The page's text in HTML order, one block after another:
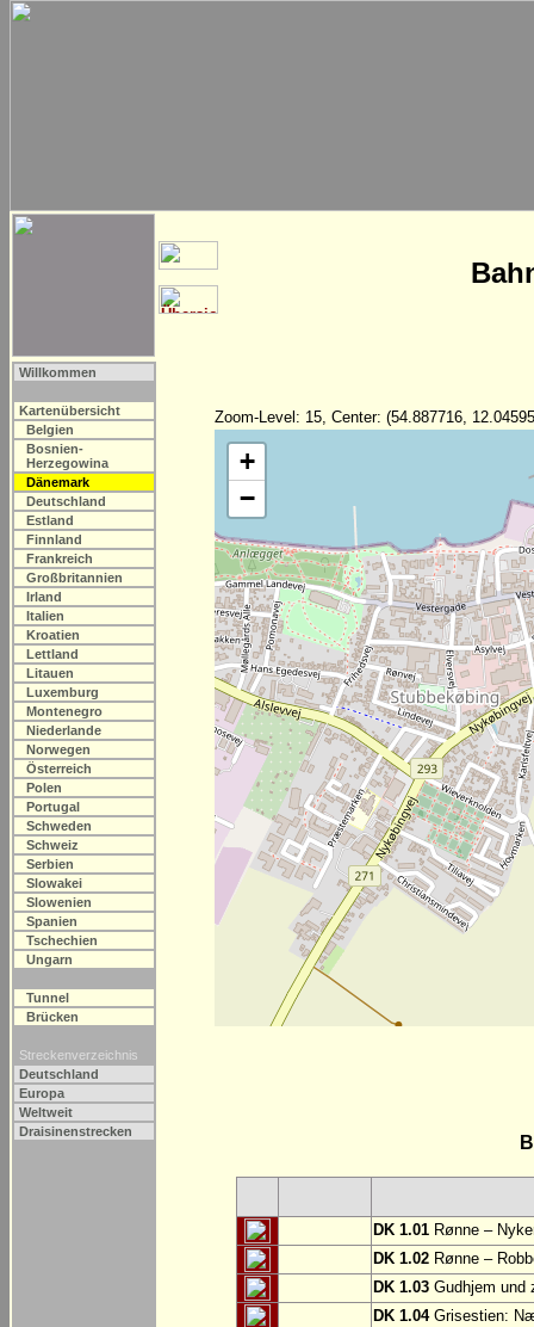
Willkommen
Kartenübersicht
Belgien
Bosnien-
Herzegowina
Dänemark
Deutschland
Estland
Finnland
Frankreich
Großbritannien
Irland
Italien
Kroatien
Lettland
Litauen
Luxemburg
Montenegro
Niederlande
Norwegen
Österreich
Polen
Portugal
Schweden
Schweiz
Serbien
Slowakei
Slowenien
Spanien
Tschechien
Ungarn
Tunnel
Brücken
Streckenverzeichnis
Deutschland
Europa
Weltweit
Draisinenstrecken
Zoom-Level: 15, Center: (54.887716,
+
−
DK 1.01 Rønne –
DK 1.02 Rønne –
DK 1.03 Gudhjem und
DK 1.04Grisestien: